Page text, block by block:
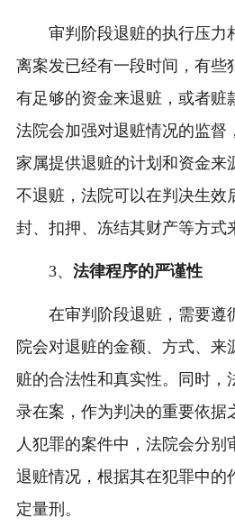
审判阶段退赃的执行压力
离案发已经有一段时间，有些
有足够的资金来退赃，或者赃
法院会加强对退赃情况的监督
家属提供退赃的计划和资金来
不退赃，法院可以在判决生效
封、扣押、冻结其财产等方式
3、 法律程序的严谨性
在审判阶段退赃，需要遵
院会对退赃的金额、方式、来
赃的合法性和真实性。同时，
录在案，作为判决的重要依据
人犯罪的案件中，法院会分别
退赃情况，根据其在犯罪中的
定量刑。